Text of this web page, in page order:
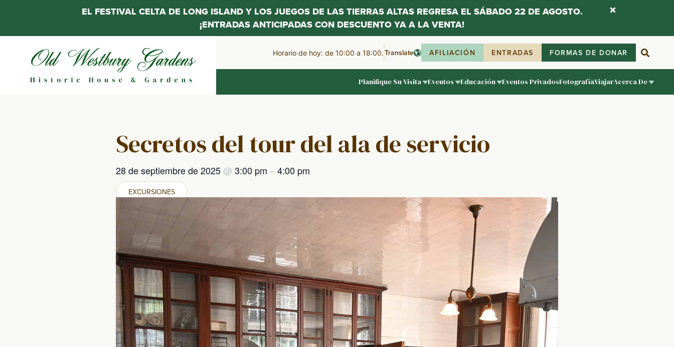
contenido
Horario de hoy: de 10:00 a 18:00.Translate AFILIACIÓN ENTRADAS FORMAS DE DONAR
Planifique Su Visita Eventos Educación Eventos PrivadosFotografíaViajarAcerca De
Secretos del tour del ala de servicio
28 de septiembre de 2025@ 3:00 pm –4:00 pm
EXCURSIONES
EL FESTIVAL CELTA DE LONG ISLAND Y LOS JUEGOS DE LAS TIERRAS ALTAS REGRESA EL SÁBADO 22 DE AGOSTO.
¡ENTRADAS ANTICIPADAS CON DESCUENTO YA A LA VENTA!